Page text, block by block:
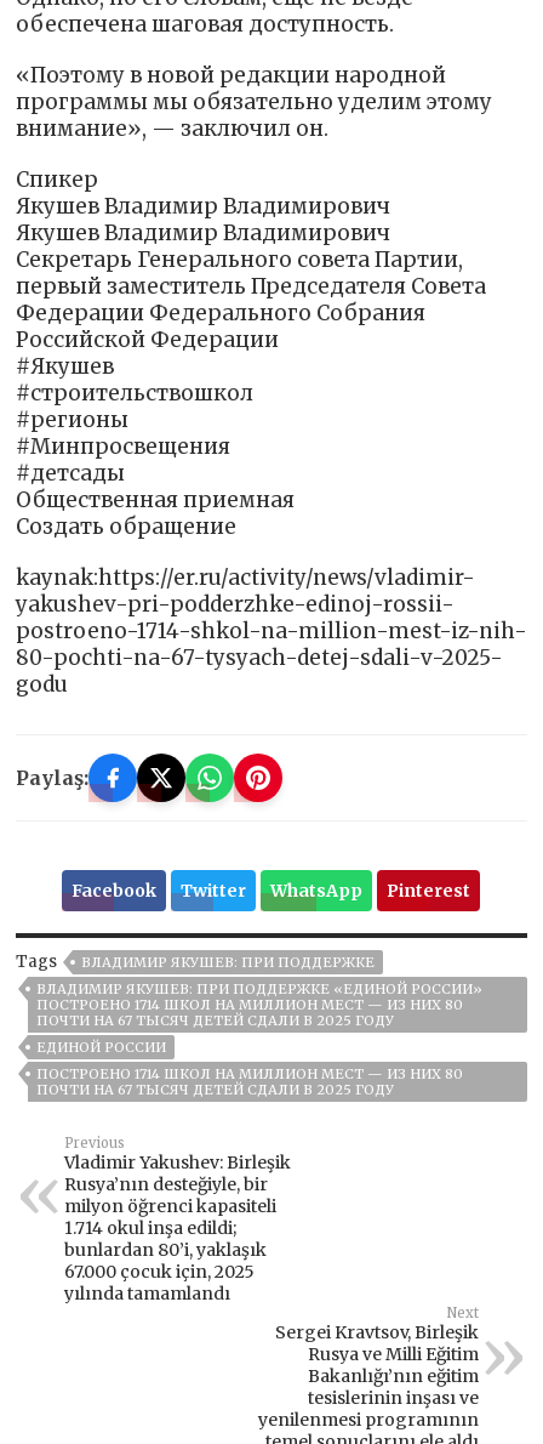
обеспечена шаговая доступность.
«Поэтому в новой редакции народной
программы мы обязательно уделим этому
внимание», — заключил он.
Спикер
Якушев Владимир Владимирович
Якушев Владимир Владимирович
Секретарь Генерального совета Партии,
первый заместитель Председателя Совета
Федерации Федерального Собрания
Российской Федерации
#Якушев
#строительствошкол
#регионы
#Минпросвещения
#детсады
Общественная приемная
Создать обращение
kaynak:https://er.ru/activity/news/vladimir-
yakushev-pri-podderzhke-edinoj-rossii-
postroeno-1714-shkol-na-million-mest-iz-nih-
80-pochti-na-67-tysyach-detej-sdali-v-2025-
godu
Paylaş:
Facebook Twitter WhatsApp Pinterest
Tags
ВЛАДИМИР ЯКУШЕВ: ПРИ ПОДДЕРЖКЕ
ВЛАДИМИР ЯКУШЕВ: ПРИ ПОДДЕРЖКЕ «ЕДИНОЙ РОССИИ»
ПОСТРОЕНО 1714 ШКОЛ НА МИЛЛИОН МЕСТ — ИЗ НИХ 80
ПОЧТИ НА 67 ТЫСЯЧ ДЕТЕЙ СДАЛИ В 2025 ГОДУ
ЕДИНОЙ РОССИИ
ПОСТРОЕНО 1714 ШКОЛ НА МИЛЛИОН МЕСТ — ИЗ НИХ 80
ПОЧТИ НА 67 ТЫСЯЧ ДЕТЕЙ СДАЛИ В 2025 ГОДУ
Previous
Vladimir Yakushev: Birleşik
Rusya’nın desteğiyle, bir
milyon öğrenci kapasiteli
1.714 okul inşa edildi;
bunlardan 80’i, yaklaşık
67.000 çocuk için, 2025
yılında tamamlandı
Next
Sergei Kravtsov, Birleşik
Rusya ve Milli Eğitim
Bakanlığı’nın eğitim
tesislerinin inşası ve
yenilenmesi programının